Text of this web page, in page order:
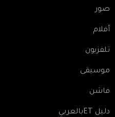
صور
أفلام
تلفزيون
موسيقى
فاشن
دليل ETبالعربي